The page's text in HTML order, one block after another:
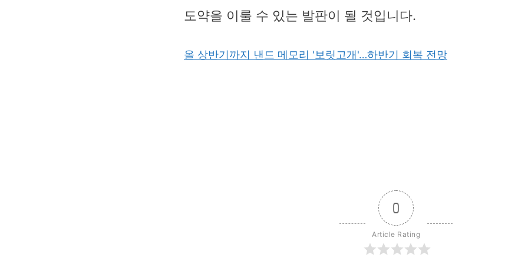
도약을 이룰 수 있는 발판이 될 것입니다.
올 상반기까지 낸드 메모리 '보릿고개'…하반기 회복 전망
0
Article Rating